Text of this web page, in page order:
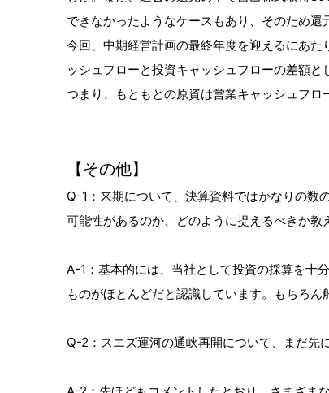
できなかったようなケースもあり、そのため還
今回、中期経営計画の最終年度を迎えるにあ
ッシュフローと投資キャッシュフローの差額と
つまり、もともとの原資は営業キャッシュフロ
【その他】
Q-1：来期について、決算資料ではかなりの数
可能性があるのか、どのように捉えるべきか教
A-1：基本的には、当社として投資の採算を十
ものがほとんどだと認識しています。もちろ
Q-2：スエズ運河の通峡再開について、まだ先